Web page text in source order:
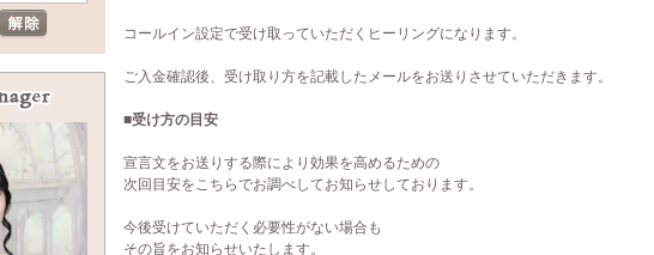
コールイン設定で受け取っていただくヒーリングになります。
ご入金確認後、受け取り方を記載したメールをお送りさせていただきます。
■受け方の目安
宣言文をお送りする際により効果を高めるための
次回目安をこちらでお調べしてお知らせしております。
今後受けていただく必要性がない場合も
その旨をお知らせいたします。